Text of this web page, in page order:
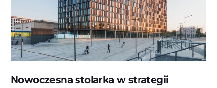
Nowoczesna stolarka w strategii